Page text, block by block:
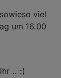
was? Online
viel
um 16.00
.. :)